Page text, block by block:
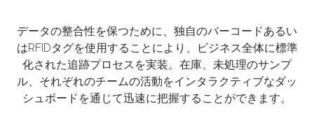
データの整合性を保つために、独自のバーコードあるい
はRFIDタグを使用することにより、ビジネス全体に標準
化された追跡プロセスを実装。在庫、未処理のサンプ
ル、それぞれのチームの活動をインタラクティブなダッ
シュボードを通じて迅速に把握することができます。